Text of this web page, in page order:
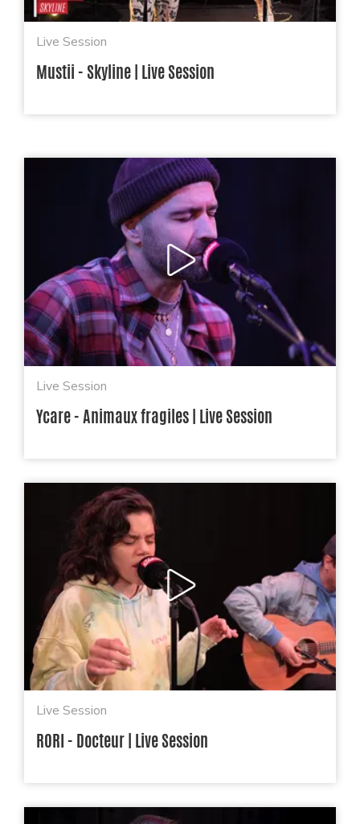
Live Session
Mustii - Skyline | Live Session
Live Session
Ycare - Animaux fragiles | Live Session
Live Session
RORI - Docteur | Live Session